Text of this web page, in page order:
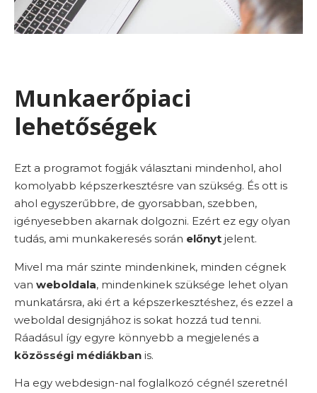
Munkaerőpiaci
lehetőségek
Ezt a programot fogják választani mindenhol, ahol
komolyabb képszerkesztésre van szükség. És ott is
ahol egyszerűbbre, de gyorsabban, szebben,
igényesebben akarnak dolgozni. Ezért ez egy olyan
tudás, ami munkakeresés során előnyt jelent.
Mivel ma már szinte mindenkinek, minden cégnek
van weboldala, mindenkinek szüksége lehet olyan
munkatársra, aki ért a képszerkesztéshez, és ezzel a
weboldal designjához is sokat hozzá tud tenni.
Ráadásul így egyre könnyebb a megjelenés a
közösségi médiákban is.
Ha egy webdesign-nal foglalkozó cégnél szeretnél